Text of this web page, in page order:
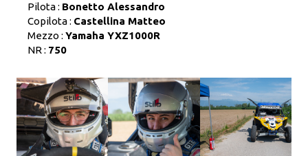
Pilota : Bonetto Alessandro
Copilota : Castellina Matteo
Mezzo : Yamaha YXZ1000R
NR : 750